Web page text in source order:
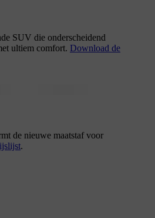
SUV die onderscheidend
ultiem comfort. Download de
de nieuwe maatstaf voor
.